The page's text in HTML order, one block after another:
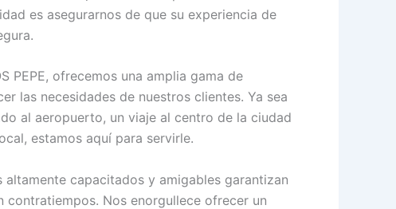
es asegurarnos de que su experiencia de
PEPE, ofrecemos una amplia gama de
las necesidades de nuestros clientes. Ya sea
al aeropuerto, un viaje al centro de la ciudad
estamos aquí para servirle.
altamente capacitados y amigables garantizan
contratiempos. Nos enorgullece ofrecer un